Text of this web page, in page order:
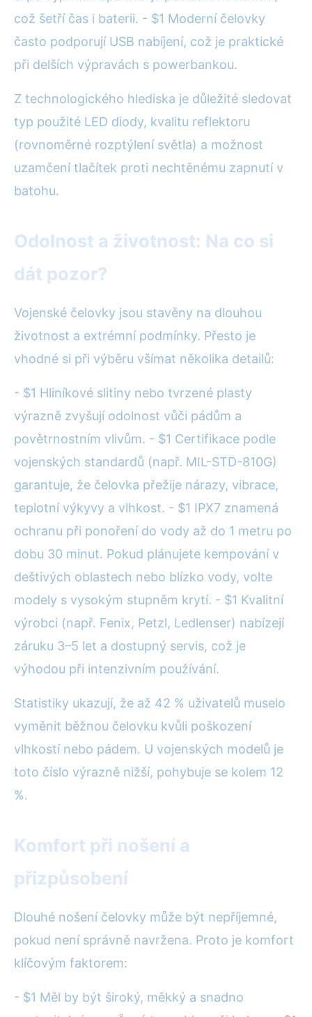
což šetří čas i baterii. - $1 Moderní čelovky
často podporují USB nabíjení, což je praktické
při delších výpravách s powerbankou.
Z technologického hlediska je důležité sledovat
typ použité LED diody, kvalitu reflektoru
(rovnoměrné rozptýlení světla) a možnost
uzamčení tlačítek proti nechtěnému zapnutí v
batohu.
Odolnost a životnost: Na co si
dát pozor?
Vojenské čelovky jsou stavěny na dlouhou
životnost a extrémní podmínky. Přesto je
vhodné si při výběru všímat několika detailů:
- $1 Hliníkové slitiny nebo tvrzené plasty
výrazně zvyšují odolnost vůči pádům a
povětrnostním vlivům. - $1 Certifikace podle
vojenských standardů (např. MIL-STD-810G)
garantuje, že čelovka přežije nárazy, vibrace,
teplotní výkyvy a vlhkost. - $1 IPX7 znamená
ochranu při ponoření do vody až do 1 metru po
dobu 30 minut. Pokud plánujete kempování v
deštivých oblastech nebo blízko vody, volte
modely s vysokým stupněm krytí. - $1 Kvalitní
výrobci (např. Fenix, Petzl, Ledlenser) nabízejí
záruku 3–5 let a dostupný servis, což je
výhodou při intenzivním používání.
Statistiky ukazují, že až 42 % uživatelů muselo
vyměnit běžnou čelovku kvůli poškození
vlhkostí nebo pádem. U vojenských modelů je
toto číslo výrazně nižší, pohybuje se kolem 12
%.
Komfort při nošení a
přizpůsobení
Dlouhé nošení čelovky může být nepříjemné,
pokud není správně navržena. Proto je komfort
klíčovým faktorem:
- $1 Měl by být široký, měkký a snadno